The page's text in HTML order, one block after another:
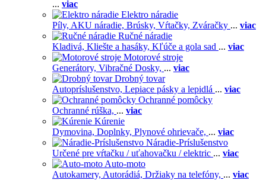
... viac
Elektro náradie
Píly, AKU náradie, Brúsky, Vŕtačky, Zváračky ... viac
Ručné náradie
Kladivá, Kliešte a hasáky, Kľúče a gola sad ... viac
Motorové stroje
Generátory, Vibračné Dosky, ... viac
Drobný tovar
Autopríslušenstvo, Lepiace pásky a lepidlá ... viac
Ochranné pomôcky
Ochranné rúška, ... viac
Kúrenie
Dymovina, Doplnky, Plynové ohrievače, ... viac
Náradie-Príslušenstvo
Určené pre vŕtačku / uťahovačku / elektric ... viac
Auto-moto
Autokamery, Autorádiá, Držiaky na telefóny, ... viac